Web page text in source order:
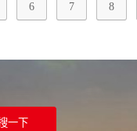
6 7 8